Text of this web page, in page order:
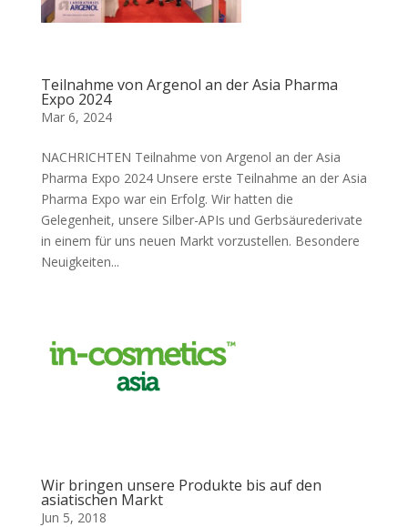
Teilnahme von Argenol an der Asia Pharma
Expo 2024
Mar 6, 2024
NACHRICHTEN Teilnahme von Argenol an der Asia
Pharma Expo 2024 Unsere erste Teilnahme an der Asia
Pharma Expo war ein Erfolg. Wir hatten die
Gelegenheit, unsere Silber-APIs und Gerbsäurederivate
in einem für uns neuen Markt vorzustellen. Besondere
Neuigkeiten...
Wir bringen unsere Produkte bis auf den
asiatischen Markt
Jun 5, 2018